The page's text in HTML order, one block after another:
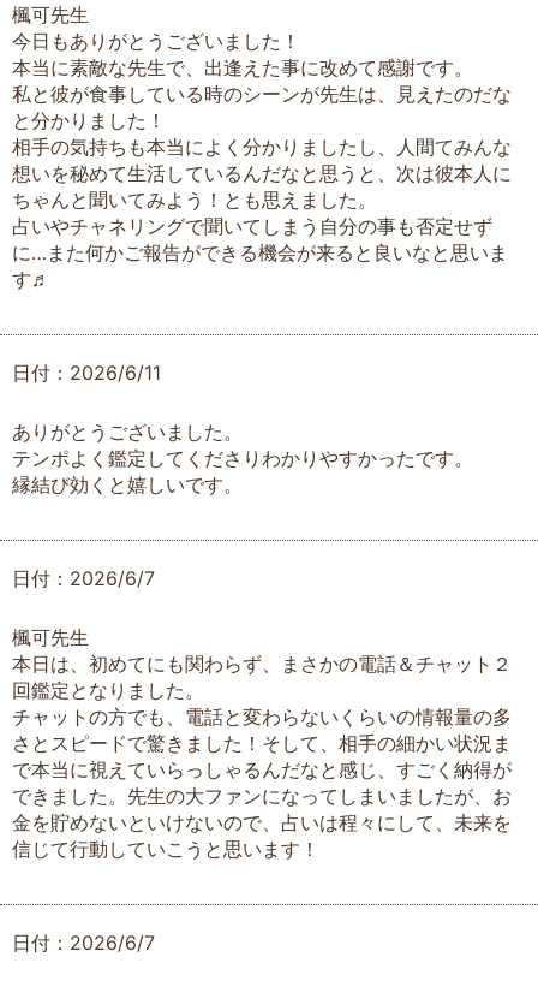
楓可先生
今日もありがとうございました！
本当に素敵な先生で、出逢えた事に改めて感謝です。
私と彼が食事している時のシーンが先生は、見えたのだな
と分かりました！
相手の気持ちも本当によく分かりましたし、人間てみんな
想いを秘めて生活しているんだなと思うと、次は彼本人に
ちゃんと聞いてみよう！とも思えました。
占いやチャネリングで聞いてしまう自分の事も否定せず
に…また何かご報告ができる機会が来ると良いなと思いま
す♬
日付：2026/6/11
ありがとうございました。
テンポよく鑑定してくださりわかりやすかったです。
縁結び効くと嬉しいです。
日付：2026/6/7
楓可先生
本日は、初めてにも関わらず、まさかの電話＆チャット２
回鑑定となりました。
チャットの方でも、電話と変わらないくらいの情報量の多
さとスピードで驚きました！そして、相手の細かい状況ま
で本当に視えていらっしゃるんだなと感じ、すごく納得が
できました。先生の大ファンになってしまいましたが、お
金を貯めないといけないので、占いは程々にして、未来を
信じて行動していこうと思います！
日付：2026/6/7